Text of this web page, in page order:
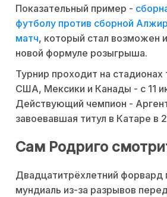
Показательный пример -
футболу против сборной
матч, который стал возможен
новой формуле розыгрыша.
Турнир проходит на стадионах
США, Мексики и Канады - с 11
Действующий чемпион -
завоевавшая титул в Катаре в
Сам Родриго
Двадцатитрёхлетний форвард
мундиаль из-за разрывов